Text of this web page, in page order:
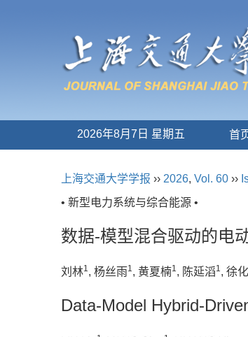
2026年8月7日 星期五 首
上海交通大学学报 ›› 2026, Vol. 60 ››
• 新型电力系统与综合能源 •
数据-模型混合驱动的电
刘林1, 杨丝雨1, 黄夏楠1, 陈延滔1, 徐
Data-Model Hybrid-